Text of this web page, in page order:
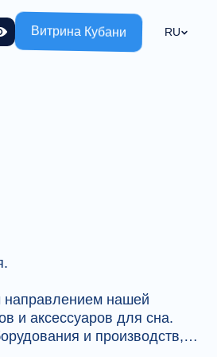
Витрина Кубани RU
направлением нашей
и аксессуаров для сна.
и производств,